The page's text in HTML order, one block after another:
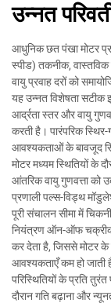
उन्नत
आधुनिक छत पंखा मोटर
स्पीड) तकनीक, वास्तविक
वायु प्रवाह दरों को
यह उन्नत विशेषता सटीक
आर्द्रता स्तर और वायु
करती है। पारंपरिक स्थिर-
आवश्यकताओं के बावजूद
मोटर मध्यम स्थितियों के
आंतरिक वायु गुणवत्ता को
प्रणाली पल्स-विड्थ
पूरी संचालन सीमा में
नियंत्रण ऑन-ऑफ
कर देता है, जिससे मोटर के
आवश्यकताएँ कम हो जाती
परिस्थितियों के प्रति
दौरान गति बढ़ाना और